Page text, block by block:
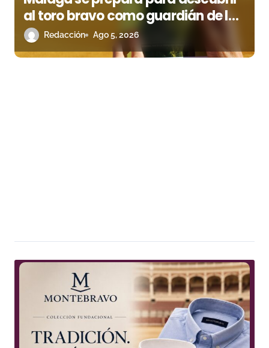
al toro bravo como guardián de la
biodiversidad
Redacción Ago 5, 2026